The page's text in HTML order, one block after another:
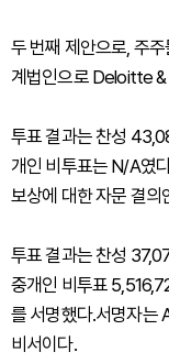
두 번째 제안으로, 주
계법인으로 Deloitte
투표 결과는 찬성
개인 비투표는 N/A였
보상에 대한 자문 결의
투표 결과는 찬성
중개인 비투표
를 서명했다.서명자는
비서이다.